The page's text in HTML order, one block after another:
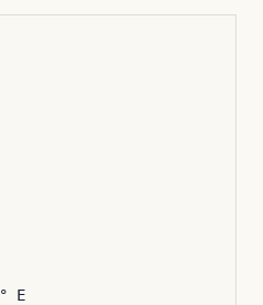
° E